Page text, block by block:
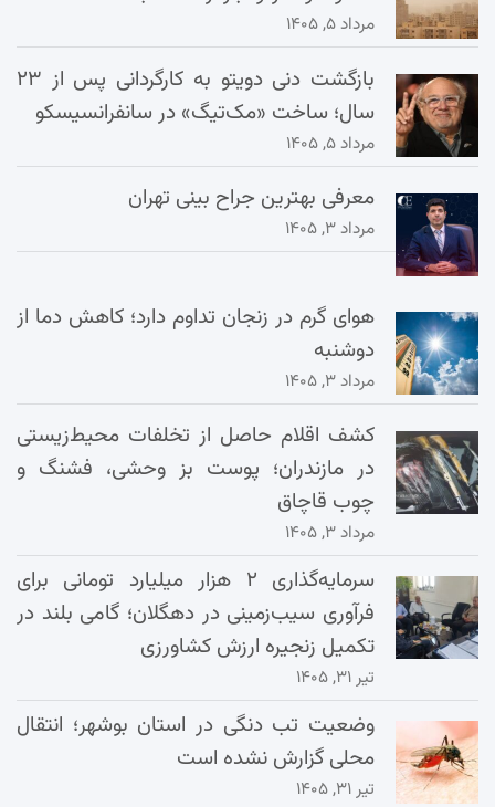
مرداد ۵, ۱۴۰۵
بازگشت دنی دویتو به کارگردانی پس از ۲۳
سال؛ ساخت «مک‌تیگ» در سانفرانسیسکو
مرداد ۵, ۱۴۰۵
معرفی بهترین جراح بینی تهران
مرداد ۳, ۱۴۰۵
هوای گرم در زنجان تداوم دارد؛ کاهش دما از
دوشنبه
مرداد ۳, ۱۴۰۵
کشف اقلام حاصل از تخلفات محیط‌زیستی
در مازندران؛ پوست بز وحشی، فشنگ و
چوب قاچاق
مرداد ۳, ۱۴۰۵
سرمایه‌گذاری ۲ هزار میلیارد تومانی برای
فرآوری سیب‌زمینی در دهگلان؛ گامی بلند در
تکمیل زنجیره ارزش کشاورزی
تیر ۳۱, ۱۴۰۵
وضعیت تب دنگی در استان بوشهر؛ انتقال
محلی گزارش نشده است
تیر ۳۱, ۱۴۰۵